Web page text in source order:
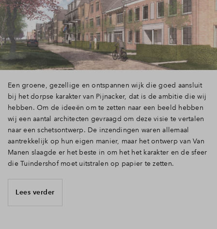
Een groene, gezellige en ontspannen wijk die goed aansluit
bij het dorpse karakter van Pijnacker, dat is de ambitie die wij
hebben. Om de ideeën om te zetten naar een beeld hebben
wij een aantal architecten gevraagd om deze visie te vertalen
naar een schetsontwerp. De inzendingen waren allemaal
aantrekkelijk op hun eigen manier, maar het ontwerp van Van
Manen slaagde er het beste in om het het karakter en de sfeer
die Tuindershof moet uitstralen op papier te zetten.
Lees verder